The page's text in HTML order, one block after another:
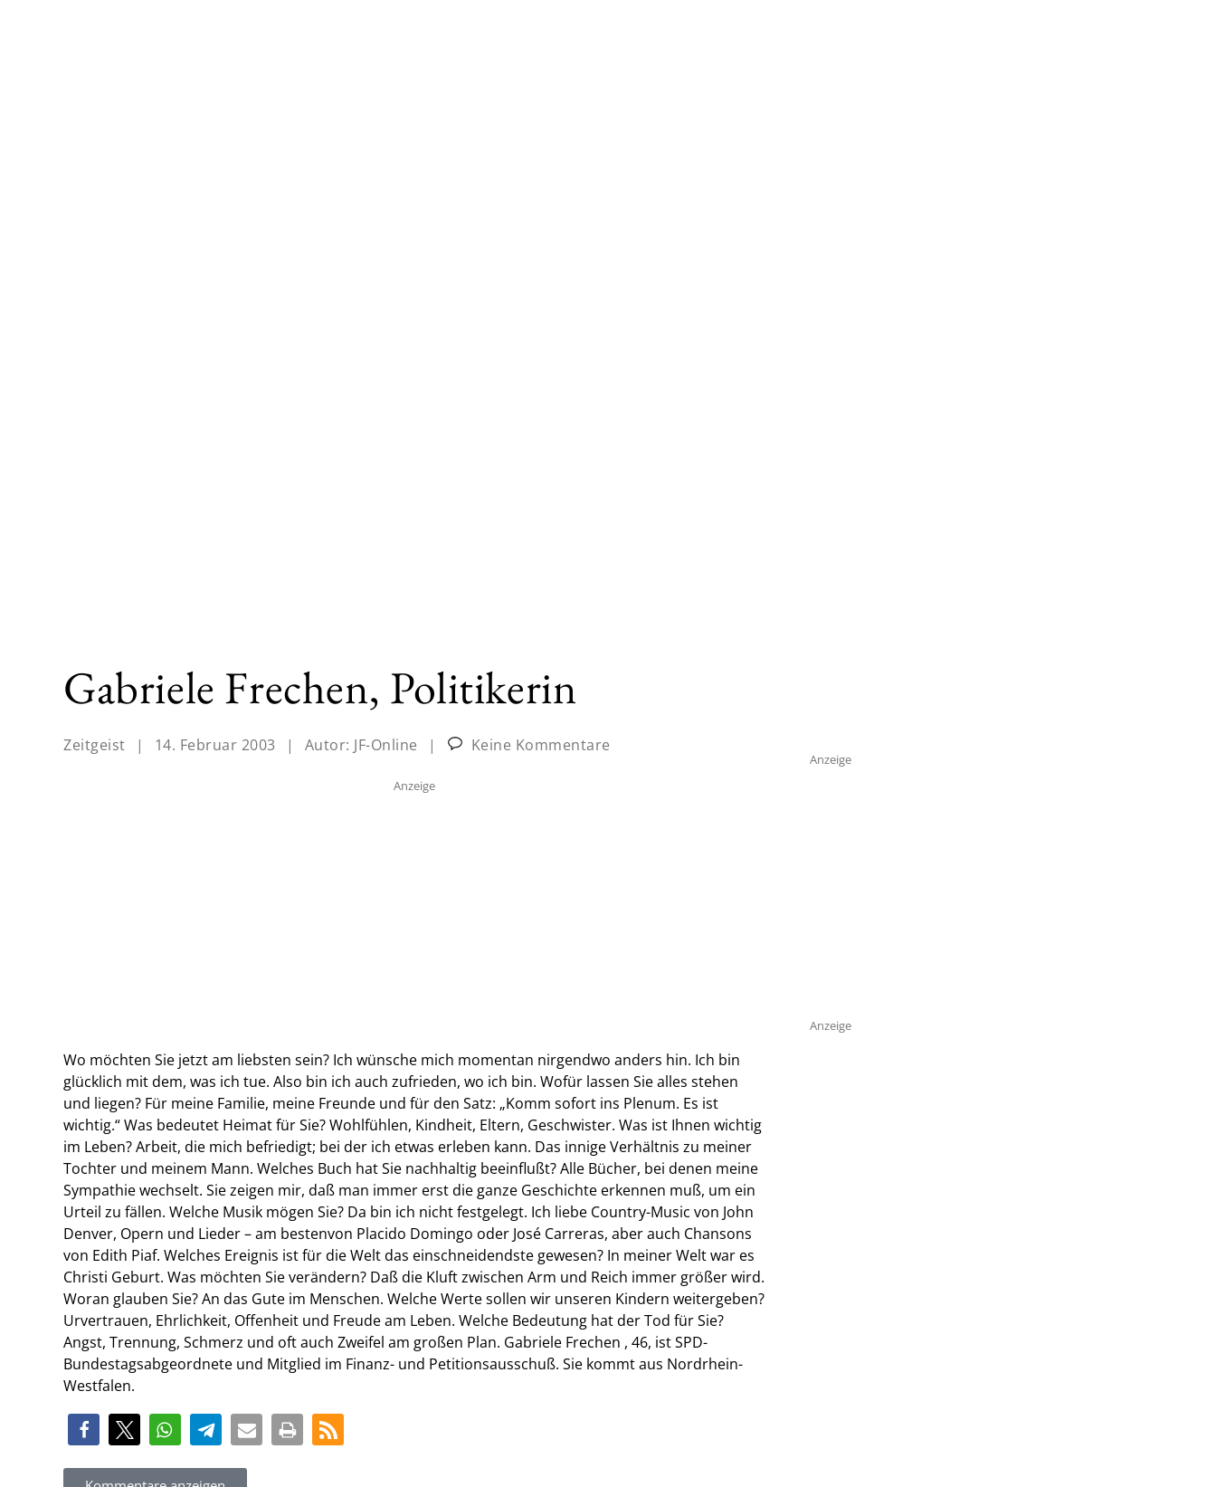
Gabriele Frechen, Politikerin
Zeitgeist | 14. Februar 2003 | Autor: JF-Online | Keine Kommentare
Anzeige
Wo möchten Sie jetzt am liebsten sein? Ich wünsche mich momentan nirgendwo anders hin. Ich bin
glücklich mit dem, was ich tue. Also bin ich auch zufrieden, wo ich bin. Wofür lassen Sie alles stehen
und liegen? Für meine Familie, meine Freunde und für den Satz: „Komm sofort ins Plenum. Es ist
wichtig.“ Was bedeutet Heimat für Sie? Wohlfühlen, Kindheit, Eltern, Geschwister. Was ist Ihnen wichtig
im Leben? Arbeit, die mich befriedigt; bei der ich etwas erleben kann. Das innige Verhältnis zu meiner
Tochter und meinem Mann. Welches Buch hat Sie nachhaltig beeinflußt? Alle Bücher, bei denen meine
Sympathie wechselt. Sie zeigen mir, daß man immer erst die ganze Geschichte erkennen muß, um ein
Urteil zu fällen. Welche Musik mögen Sie? Da bin ich nicht festgelegt. Ich liebe Country-Music von John
Denver, Opern und Lieder – am bestenvon Placido Domingo oder José Carreras, aber auch Chansons
von Edith Piaf. Welches Ereignis ist für die Welt das einschneidendste gewesen? In meiner Welt war es
Christi Geburt. Was möchten Sie verändern? Daß die Kluft zwischen Arm und Reich immer größer wird.
Woran glauben Sie? An das Gute im Menschen. Welche Werte sollen wir unseren Kindern weitergeben?
Urvertrauen, Ehrlichkeit, Offenheit und Freude am Leben. Welche Bedeutung hat der Tod für Sie?
Angst, Trennung, Schmerz und oft auch Zweifel am großen Plan. Gabriele Frechen , 46, ist SPD-
Bundestagsabgeordnete und Mitglied im Finanz- und Petitionsausschuß. Sie kommt aus Nordrhein-
Westfalen.
Anzeige
Anzeige